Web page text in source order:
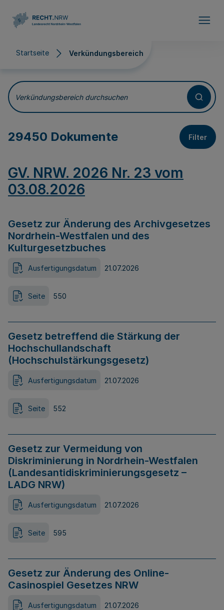
Startseite Verkündungsbereich
Verkündungsbereich
Verkündungsbereich durchsuchen
29450 Dokumente Filter
GV. NRW. 2026 Nr. 23 vom
03.08.2026
Gesetz zur Änderung des Archivgesetzes
Nordrhein-Westfalen und des
Kulturgesetzbuches
Ausfertigungsdatum 21.07.2026
Seite 550
Gesetz betreffend die Stärkung der
Hochschullandschaft
(Hochschulstärkungsgesetz)
Ausfertigungsdatum 21.07.2026
Seite 552
Gesetz zur Vermeidung von
Diskriminierung in Nordrhein-Westfalen
(Landesantidiskriminierungsgesetz –
LADG NRW)
Ausfertigungsdatum 21.07.2026
Seite 595
Gesetz zur Änderung des Online-
Casinospiel Gesetzes NRW
Ausfertigungsdatum 21.07.2026